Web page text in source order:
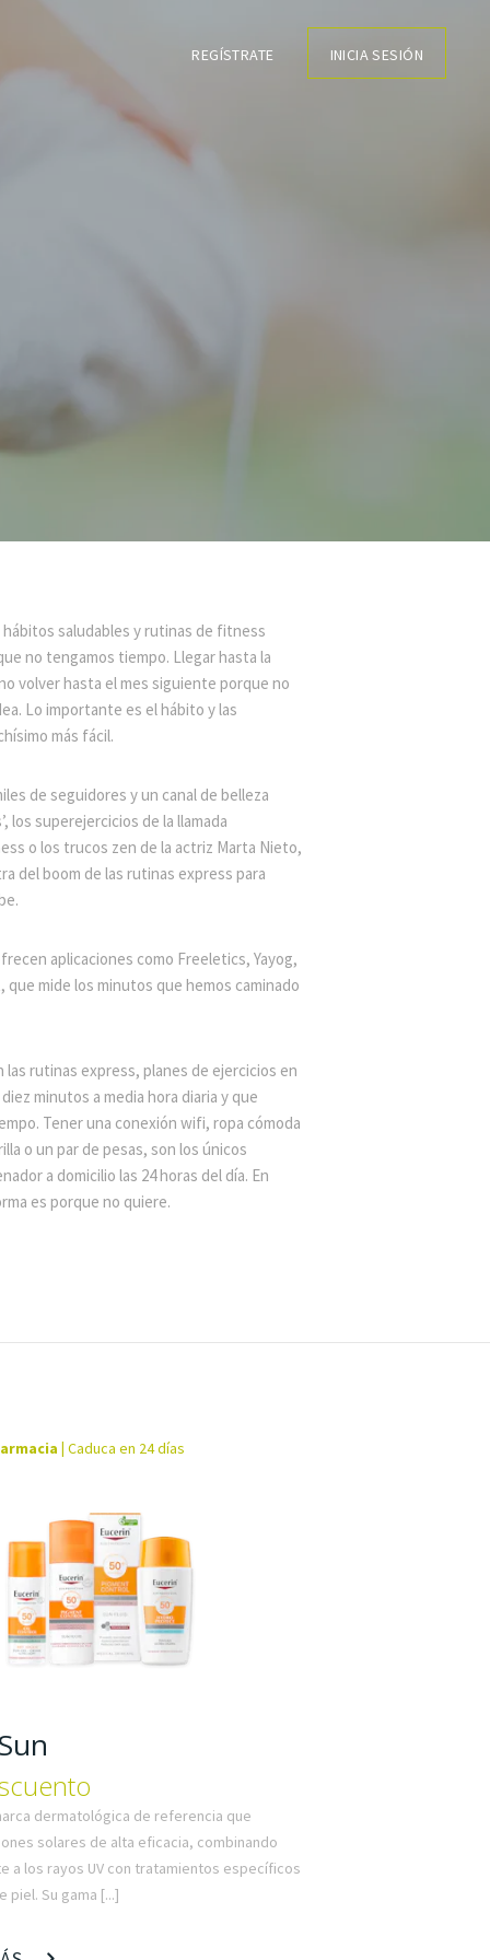
REGÍSTRATE INICIA SESIÓN
saludables y rutinas de fitness
no tengamos tiempo. Llegar hasta la
volver hasta el mes siguiente porque no
Lo importante es el hábito y las
más fácil.
de seguidores y un canal de belleza
los superejercicios de la llamada
o los trucos zen de la actriz Marta Nieto,
del boom de las rutinas express para
aplicaciones como Freeletics, Yayog,
mide los minutos que hemos caminado
rutinas express, planes de ejercicios en
minutos a media hora diaria y que
Tener una conexión wifi, ropa cómoda
o un par de pesas, son los únicos
a domicilio las 24 horas del día. En
es porque no quiere.
|Caduca en 24 días
dermatológica de referencia que
solares de alta eficacia, combinando
a los rayos UV con tratamientos específicos
piel. Su gama [...]